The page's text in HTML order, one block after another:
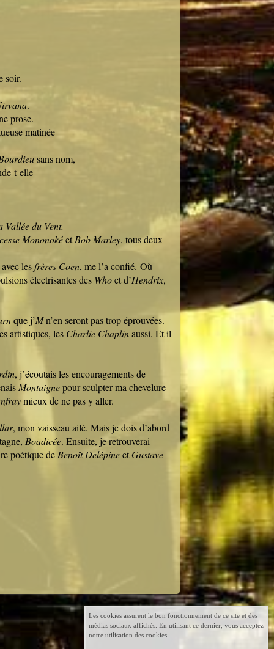
soir.
.
prose.
matinée
sans nom,
t-elle
Vallée du Vent.
MononokéetBob Marley, tous deux
avec lesfrères Coen, me l’a confié. Où
électrisantes des Whoet d’Hendrix,
que j’Mn’en seront pas trop éprouvées.
artistiques, les Charlie Chaplinaussi. Et il
, j’écoutais les encouragements de
Montaignepour sculpter ma chevelure
mieux de ne pas y aller.
, mon vaisseau ailé. Mais je dois d’abord
Boadicée. Ensuite, je retrouverai
poétique deBenoît DelépineetGustave
Les cookies assurent le bon fonctionnement de ce site et des
médias sociaux affichés. En utilisant ce dernier, vous acceptez
notre utilisation des cookies.